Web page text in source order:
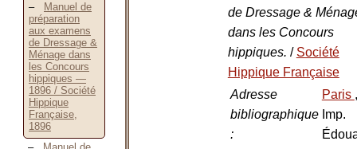
Manuel de
préparation
aux examens
de Dressage &
Ménage dans
les Concours
hippiques —
1896 / Société
Hippique
Française,
1896
de Dressage &
dans les Concours
hippiques. / Société
Hippique Française
Adresse
bibliographique
:
Paris ,
Imp.